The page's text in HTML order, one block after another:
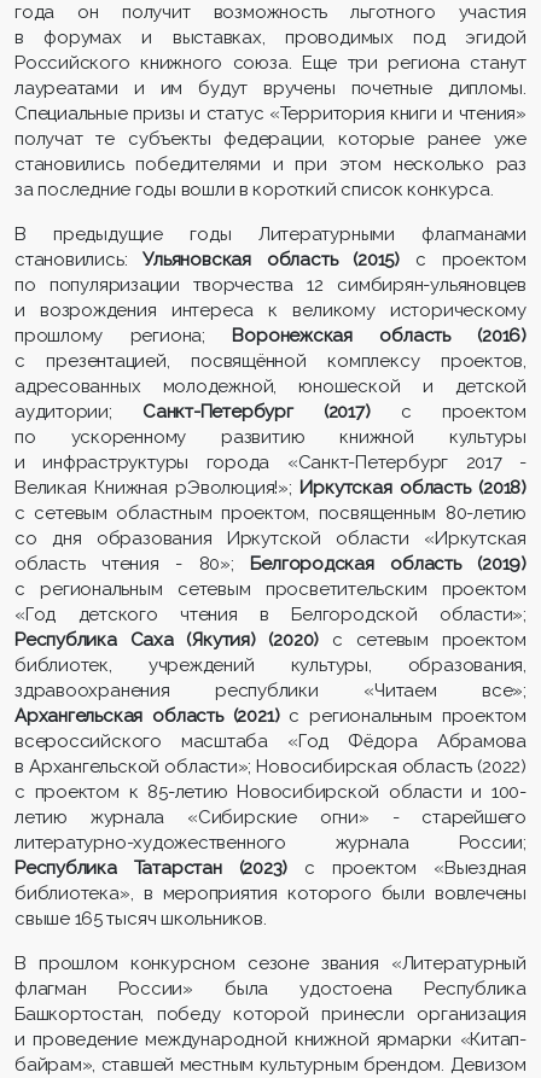
года он получит возможность льготного участия
в форумах и выставках, проводимых под эгидой
Российского книжного союза. Еще три региона станут
лауреатами и им будут вручены почетные дипломы.
Специальные призы и статус «Территория книги и чтения»
получат те субъекты федерации, которые ранее уже
становились победителями и при этом несколько раз
за последние годы вошли в короткий список конкурса.
В предыдущие годы Литературными флагманами
становились:Ульяновская область (2015)с проектом
по популяризации творчества 12 симбирян-ульяновцев
и возрождения интереса к великому историческому
прошлому региона; Воронежская область (2016)
с презентацией, посвящённой комплексу проектов,
адресованных молодежной, юношеской и детской
аудитории; Санкт-Петербург (2017)с проектом
по ускоренному развитию книжной культуры
и инфраструктуры города «Санкт-Петербург 2017 -
Великая Книжная рЭволюция!»; Иркутская область (2018)
с сетевым областным проектом, посвященным 80-летию
со дня образования Иркутской области «Иркутская
область чтения - 80»; Белгородская область (2019)
с региональным сетевым просветительским проектом
«Год детского чтения в Белгородской области»;
Республика Саха (Якутия) (2020) с сетевым проектом
библиотек, учреждений культуры, образования,
здравоохранения республики «Читаем все»;
Архангельская область (2021)с региональным проектом
всероссийского масштаба «Год Фёдора Абрамова
в Архангельской области»; Новосибирская область (2022)
с проектом к 85-летию Новосибирской области и 100-
летию журнала «Сибирские огни» - старейшего
литературно-художественного журнала России;
Республика Татарстан (2023) с проектом «Выездная
библиотека», в мероприятия которого были вовлечены
свыше 165 тысяч школьников.
В прошлом конкурсном сезоне звания «Литературный
флагман России» была удостоена Республика
Башкортостан, победу которой принесли организация
и проведение международной книжной ярмарки «Китап-
байрам», ставшей местным культурным брендом. Девизом